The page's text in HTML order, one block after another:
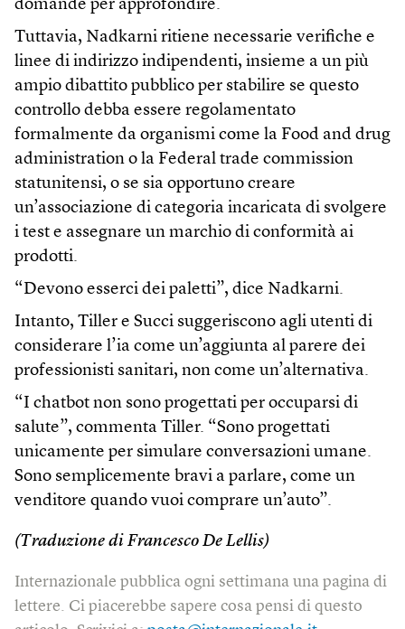
domande per approfondire.
Tuttavia, Nadkarni ritiene necessarie verifiche e
linee di indirizzo indipendenti, insieme a un più
ampio dibattito pubblico per stabilire se questo
controllo debba essere regolamentato
formalmente da organismi come la Food and drug
administration o la Federal trade commission
statunitensi, o se sia opportuno creare
un’associazione di categoria incaricata di svolgere
i test e assegnare un marchio di conformità ai
prodotti.
“Devono esserci dei paletti”, dice Nadkarni.
Intanto, Tiller e Succi suggeriscono agli utenti di
considerare l’ia come un’aggiunta al parere dei
professionisti sanitari, non come un’alternativa.
“I chatbot non sono progettati per occuparsi di
salute”, commenta Tiller. “Sono progettati
unicamente per simulare conversazioni umane.
Sono semplicemente bravi a parlare, come un
venditore quando vuoi comprare un’auto”.
(Traduzione di Francesco De Lellis)
Internazionale pubblica ogni settimana una pagina di
lettere. Ci piacerebbe sapere cosa pensi di questo